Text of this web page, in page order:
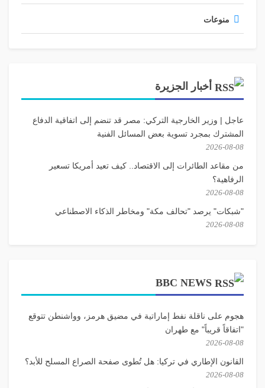
منوعات
أخبار الجزيرة
عاجل | وزير الخارجية التركي: مصر قد تنضم إلى اتفاقية الدفاع
المشترك بمجرد تسوية بعض المسائل الفنية
2026-08-08
من مقاعد الطائرات إلى الاقتصاد.. كيف تعيد أمريكا تسعير
الرفاهية؟
2026-08-08
"شبكات" يرصد "تحالف مكة" ومخاطر الذكاء الاصطناعي
2026-08-08
BBC NEWS
هجوم على ناقلة نفط إماراتية في مضيق هرمز، وواشنطن تتوقع
"اتفاقاً قريباً" مع طهران
2026-08-08
القانون الإطاري في تركيا: هل تُطوى صفحة الصراع المسلح للأبد؟
2026-08-08